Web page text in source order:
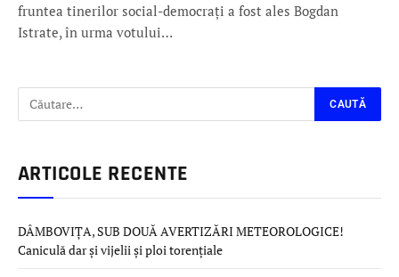
fruntea tinerilor social-democrați a fost ales Bogdan
Istrate, în urma votului…
ARTICOLE RECENTE
DÂMBOVIȚA, SUB DOUĂ AVERTIZĂRI METEOROLOGICE!
Caniculă dar și vijelii și ploi torențiale